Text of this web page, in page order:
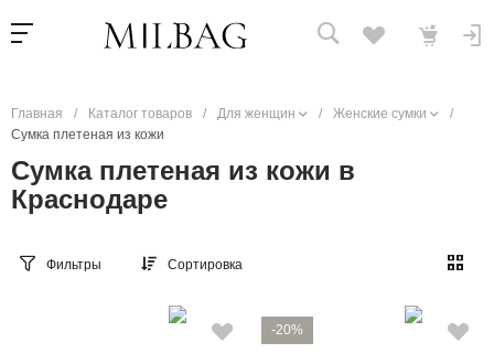
Главная / Каталог товаров / Для женщин / Женские сумки
/
Сумка плетеная из кожи
Сумка плетеная из кожи в
Краснодаре
Фильтры Сортировка
-20%